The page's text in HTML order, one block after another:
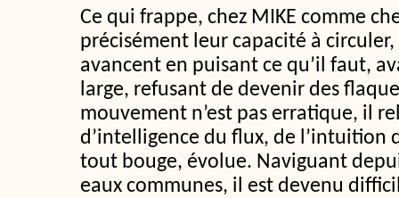
Ce qui frappe, chez MIKE comme
précisément leur capacité à circuler,
avancent en puisant ce qu’il faut,
large, refusant de devenir des
mouvement n’est pas erratique, il
d’intelligence du flux, de l’intuition
tout bouge, évolue. Naviguant
eaux communes, il est devenu